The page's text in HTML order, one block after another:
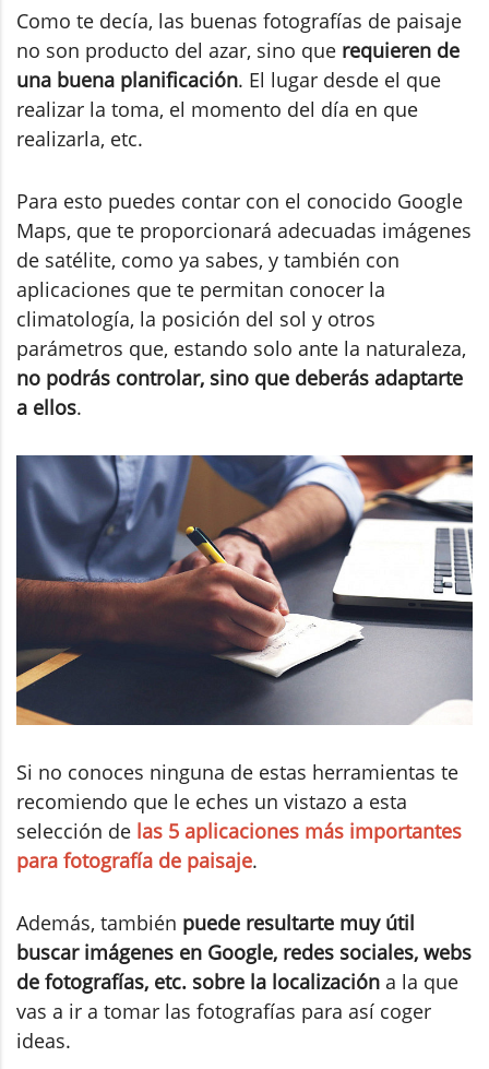
Como te decía, las buenas fotografías de paisaje
no son producto del azar, sino que requieren de
una buena planificación. El lugar desde el que
realizar la toma, el momento del día en que
realizarla, etc.
Para esto puedes contar con el conocido Google
Maps, que te proporcionará adecuadas imágenes
de satélite, como ya sabes, y también con
aplicaciones que te permitan conocer la
climatología, la posición del sol y otros
parámetros que, estando solo ante la naturaleza,
no podrás controlar, sino que deberás adaptarte
a ellos.
Si no conoces ninguna de estas herramientas te
recomiendo que le eches un vistazo a esta
selección de las 5 aplicaciones más importantes
para fotografía de paisaje.
Además, también puede resultarte muy útil
buscar imágenes en Google, redes sociales, webs
de fotografías, etc. sobre la localización a la que
vas a ir a tomar las fotografías para así coger
ideas.